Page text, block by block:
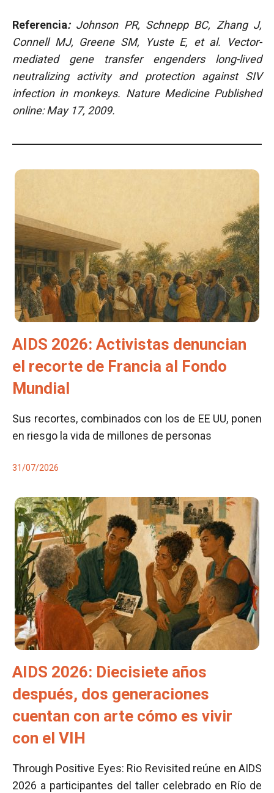
Referencia:Johnson PR, Schnepp BC, Zhang J,
Connell MJ, Greene SM, Yuste E, et al. Vector-
mediated gene transfer engenders long-lived
neutralizing activity and protection against SIV
infection in monkeys. Nature Medicine Published
online: May 17, 2009.
AIDS 2026: Activistas denuncian
el recorte de Francia al Fondo
Mundial
Sus recortes, combinados con los de EE UU, ponen
en riesgo la vida de millones de personas
31/07/2026
AIDS 2026: Diecisiete años
después, dos generaciones
cuentan con arte cómo es vivir
con el VIH
Through Positive Eyes: Rio Revisited reúne en AIDS
2026 a participantes del taller celebrado en Río de